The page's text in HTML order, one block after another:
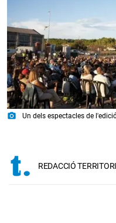
photo_camera
Un dels espectacles de
REDACCIÓ